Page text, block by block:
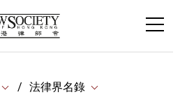
法律界名錄